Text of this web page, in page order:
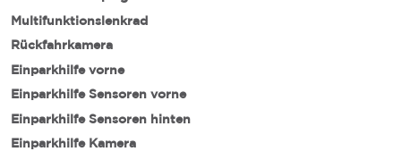
Multifunktionslenkrad
Rückfahrkamera
Einparkhilfe vorne
Einparkhilfe Sensoren vorne
Einparkhilfe Sensoren hinten
Einparkhilfe Kamera